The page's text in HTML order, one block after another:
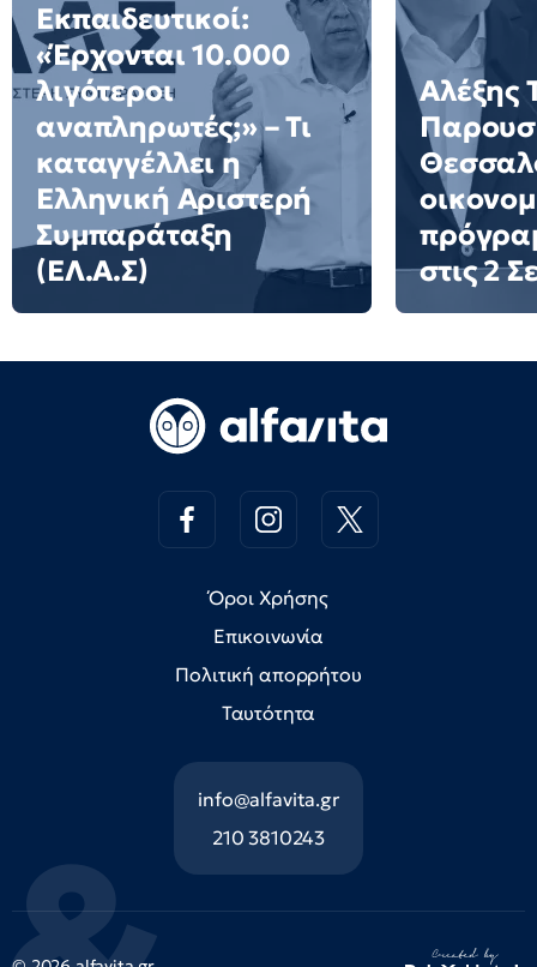
Εκπαιδευτικοί:
«Έρχονται 10.000
λιγότεροι
αναπληρωτές;» – Τι
καταγγέλλει η
Ελληνική Αριστερή
Συμπαράταξη
(ΕΛ.Α.Σ)
Αλέξης
στις 2
Όροι Χρήσης
Επικοινωνία
Πολιτική απορρήτου
Ταυτότητα
info@alfavita.gr
210 3810243